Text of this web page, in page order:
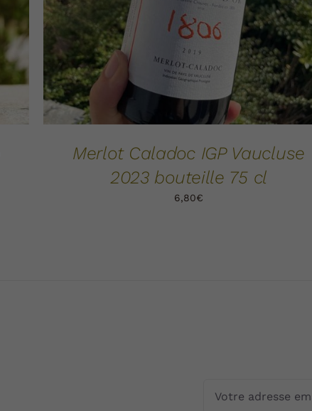
Merlot Caladoc IGP Vaucluse
2023 bouteille 75 cl
6,80€